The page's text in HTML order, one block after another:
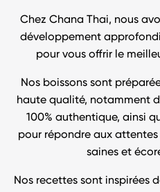
Chez Chana Thai, nous
développement
pour vous offrir le
Nos boissons sont
haute qualité, notamment
100% authentique, ainsi
pour répondre aux
saines et
Nos recettes sont inspirées